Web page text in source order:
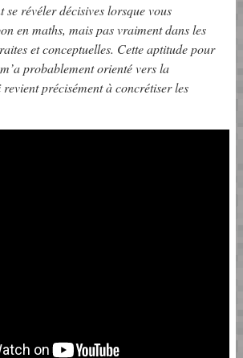
se révéler décisives lorsque vous
en maths, mais pas vraiment dans les
et conceptuelles. Cette aptitude pour
probablement orienté vers la
précisément à concrétiser les